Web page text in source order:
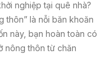
nghiệp tại quê nhà?
thôn” là nỗi băn khoăn
này, bạn hoàn toàn có
nông thôn từ chăn